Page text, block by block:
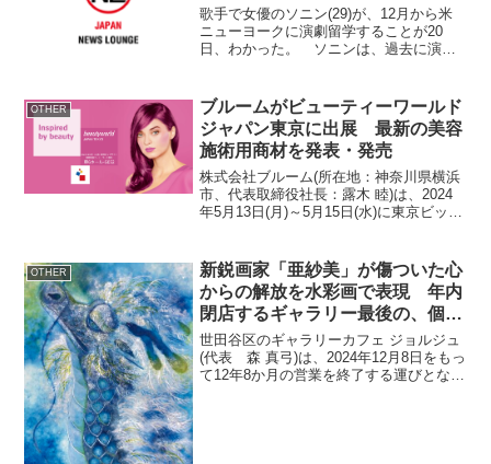
歌手で女優のソニン(29)が、12月から米
ニューヨークに演劇留学することが20
日、わかった。 ソニンは、過去に演出
研修制度に合格。00年に『EE JUMP』
と...
OTHER
ブルームがビューティーワールド
ジャパン東京に出展 最新の美容
施術用商材を発表・発売
株式会社ブルーム(所在地：神奈川県横浜
市、代表取締役社長：露木 睦)は、2024
年5月13日(月)～5月15日(水)に東京ビッグ
ビューティーワールドジャパン東京＜ビ
ュー...
OTHER
新鋭画家「亜紗美」が傷ついた心
からの解放を水彩画で表現 年内
閉店するギャラリー最後の、個展
開催(11月1日より)
世田谷区のギャラリーカフェ ジョルジュ
(代表 森 真弓)は、2024年12月8日をもっ
て12年8か月の営業を終了する運びとなり